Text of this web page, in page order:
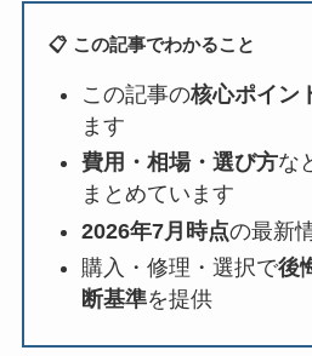
📋 この記事でわかること
この記事の核心ポイン
ます
費用・相場・選び方な
まとめています
2026年7月時点の最新
購入・修理・選択で後
断基準を提供